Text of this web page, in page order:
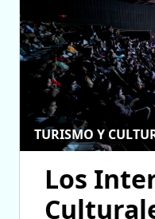
TURISMO Y
Los